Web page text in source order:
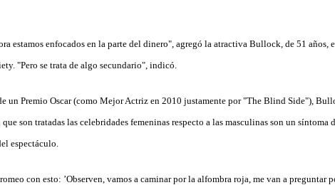
estamos enfocados en la parte del dinero", agregó la atractiva Bullock, de 51 años,
"Pero se trata de algo secundario", indicó.
un Premio Oscar (como Mejor Actriz en 2010 justamente por "The Blind Side"),
son tratadas las celebridades femeninas respecto a las masculinas son un
espectáculo.
con esto: ’Observen, vamos a caminar por la alfombra roja, me van a